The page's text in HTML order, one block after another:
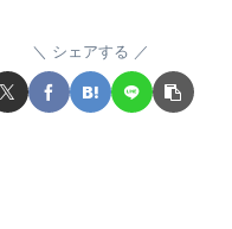
シェアする